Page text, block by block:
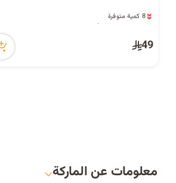
16 مشاهدة مؤخراً
16 مشاهدة مؤخراً49
معلومات عن الماركة